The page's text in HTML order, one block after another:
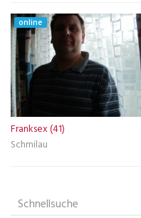
online
Franksex (41)
Schmilau
Schnellsuche